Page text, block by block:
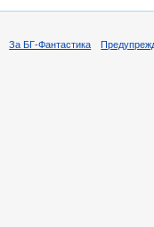
За БГ-Фантастика